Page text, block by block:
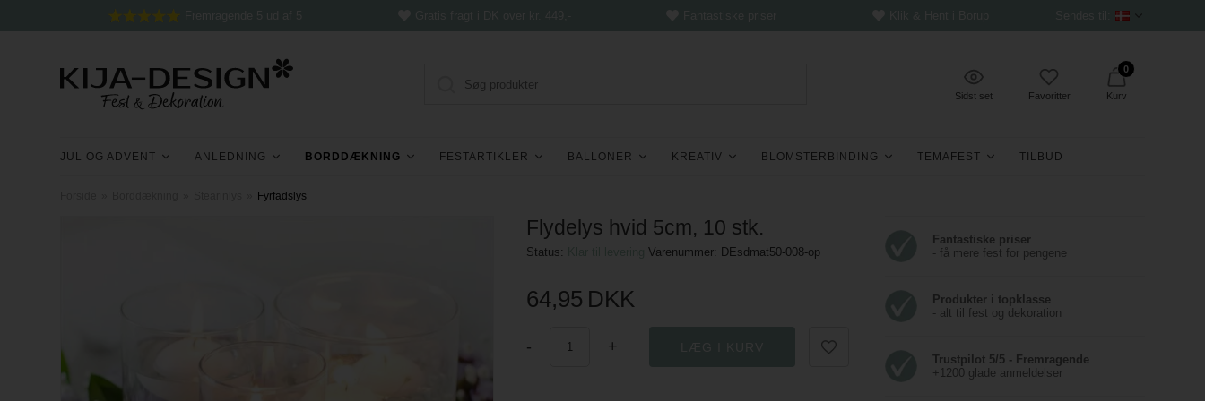
Sidst set Favoritter
0
Kurv
JUL OG ADVENT ANLEDNING BORDDÆKNING FESTARTIKLER BALLONER KREATIV BLOMSTERBINDING TEMAFEST TILBUD
Fyrfadslys
Flydelys hvid 5cm, 10 stk.
Status: Klar til leveringVarenummer: DEsdmat50-008-op
64,95 DKK
- +
Fantastiske priser
- få mere fest for pengene
Produkter i topklasse
- alt til fest og dekoration
Trustpilot 5/5 - Fremragende
+1200 glade anmeldelser